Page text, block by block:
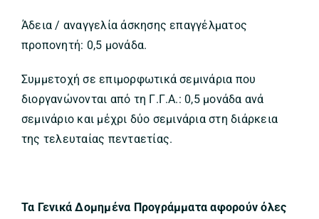
Άδεια / αναγγελία άσκησης επαγγέλματος
προπονητή: 0,5 μονάδα.
Συμμετοχή σε επιμορφωτικά σεμινάρια που
διοργανώνονται από τη Γ.Γ.Α.: 0,5 μονάδα ανά
σεμινάριο και μέχρι δύο σεμινάρια στη διάρκεια
της τελευταίας πενταετίας.
Τα Γενικά Δομημένα Προγράμματα αφορούν όλες